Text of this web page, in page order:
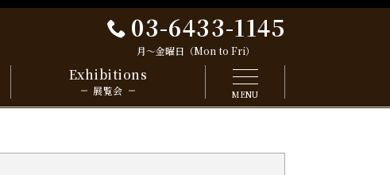
03-6433-1145
月～金曜日（Mon to Fri）
MENU
Exhibitions
展覧会